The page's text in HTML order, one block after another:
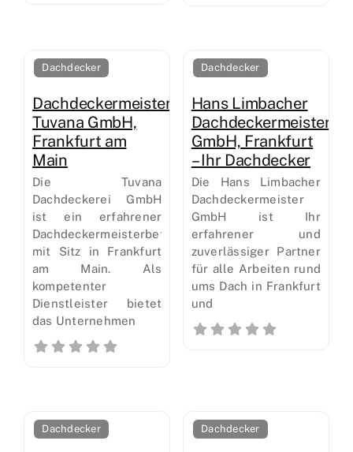
Dachdecker
Dachdeckermeisterbetrieb
Tuvana GmbH,
Frankfurt am
Main
Die Tuvana
Dachdeckerei GmbH
ist ein erfahrener
Dachdeckermeisterbetrieb
mit Sitz in Frankfurt
am Main. Als
kompetenter
Dienstleister bietet
das Unternehmen
Dachdecker
Hans Limbacher
Dachdeckermeister
GmbH, Frankfurt
– Ihr Dachdecker
Die Hans Limbacher
Dachdeckermeister
GmbH ist Ihr
erfahrener und
zuverlässiger Partner
für alle Arbeiten rund
ums Dach in Frankfurt
und
Dachdecker Dachdecker